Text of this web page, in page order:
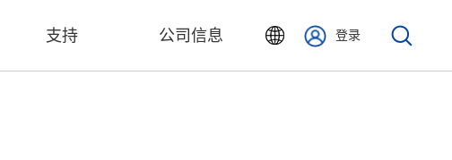
支持 公司信息 登录